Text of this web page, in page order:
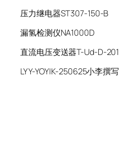
压力继电器ST307-150-B
漏氢检测仪NA1000D
直流电压变送器T-Ud-D-201
LYY-YOYIK-250625小李撰写